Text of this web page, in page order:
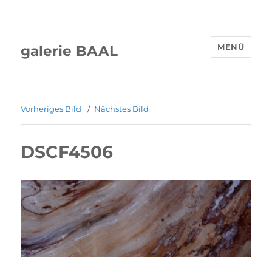
galerie BAAL MENÜ
Vorheriges Bild Nächstes Bild
DSCF4506